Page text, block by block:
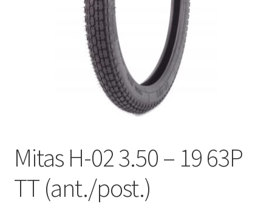
Mitas H-02 3.50 – 19 63P
TT (ant./post.)